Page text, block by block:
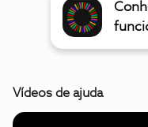
Vídeos de ajuda